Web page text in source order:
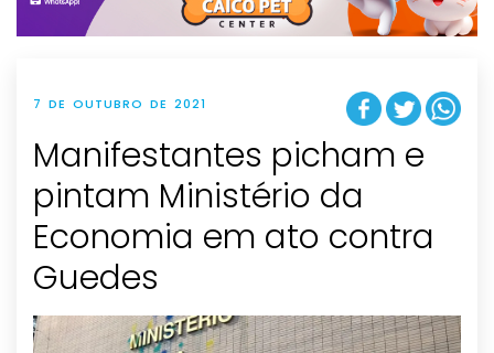
n
7 DE OUTUBRO DE 2021
Manifestantes picham e
pintam Ministério da
Economia em ato contra
Guedes